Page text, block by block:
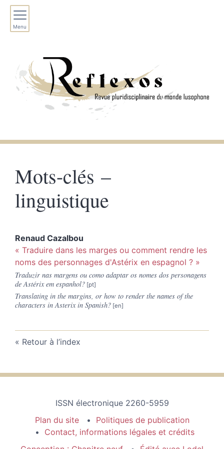
Menu
Mots-clés –
linguistique
Renaud Cazalbou
« Traduire dans les marges ou comment rendre les
noms des personnages d'Astérix en espagnol ? »
Traduzir nas margens ou como adaptar os nomes dos personagens
de Astérix em espanhol?
Translating in the margins, or how to render the names of the
characters in Asterix in Spanish?
Retour à l’index
ISSN électronique 2260-5959
Plan du site
Politiques de publication
Contact, informations légales et crédits